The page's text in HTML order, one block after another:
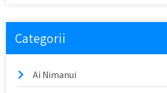
Categorii
Ai Nimanui